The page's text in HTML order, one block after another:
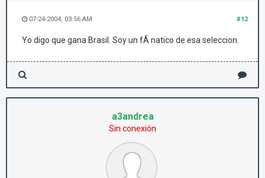
#12
07-24-2004, 03:56 AM
Yo digo que gana Brasil. Soy un fÃ natico de esa seleccion.
a3andrea
Sin conexión